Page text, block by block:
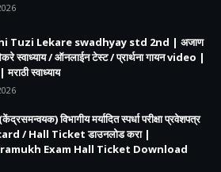
Tuzi Lekare swadhyay std 2nd | अजाण
स्वाध्याय / ऑनलाईन टेस्ट / प्रार्थना गायन video |
मराठी स्वाध्याय
विभागीय मर्यादित स्पर्धा परीक्षा प्रवेशपत्र
/ Hall Ticket डाउनलोड करा |
Exam Hall Ticket Download